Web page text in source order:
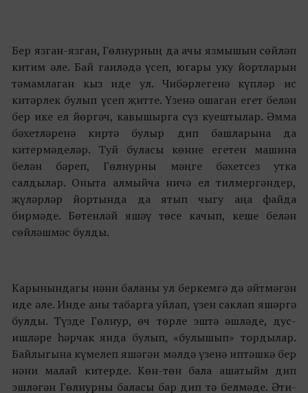
Бер язган-язган, Гөлнурның да ачы язмышын сөйләп
китим әле. Бай гаиләдә үсеп, югары уку йортларын
тәмамлаган кыз иде ул. Чибәрлегенә күпләр ис
китәрлек булып үсеп җитте. Үзенә ошаган егет белән
бер ике ел йөргәч, кавышырга сүз куештылар. Әмма
бәхетләренә киртә булыр дип башларына да
китермәделәр. Туй буласы көнне егетен машина
белән бәреп, Гөлнурны мәңге бәхетсез утка
салдылар. Оныта алмыйча ничә ел тилмергәндер,
җүләрләр йортында да ятып чыгу аңа файда
бирмәде. Бөтенләй яшәү төсе качып, кеше белән
сөйләшмәс булды.
Карынындагы нәни баланы ул беркемгә дә әйтмәгән
иде әле. Инде аны табарга уйлап, үзен саклап яшәргә
булды. Түзде Гөлнур, өч төрле эштә әшләде, дус-
ишләре һәрчак янда булып, «булышып» тордылар.
Байлыгына күмелеп яшәгән мәлдә үзенә иптәшкә бер
нәни малай китерде. Көн-төн бала ашатыйм дип
эшләгән Гөлнурны баласы бар дип тә белмәде. Әти-